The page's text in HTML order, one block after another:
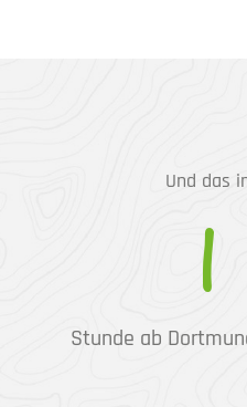
Und das
1
Stunde ab